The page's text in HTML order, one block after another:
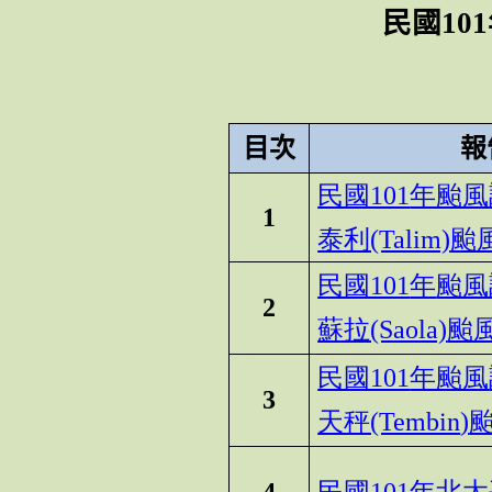
民國 101
目次
1
民國101年颱
泰利(Talim)颱
2
民國101年颱
蘇拉(Saola)颱
3
民國101年颱風
天秤(Tembin)